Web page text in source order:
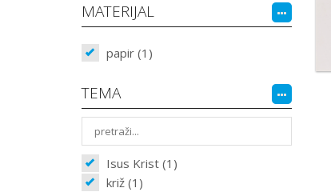
MATERIJAL
papir (1)
TEMA
Isus Krist (1)
križ (1)